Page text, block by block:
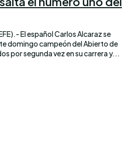
El español Carlos Alcaraz se
domingo campeón del Abierto de
por segunda vez en su carrera y...